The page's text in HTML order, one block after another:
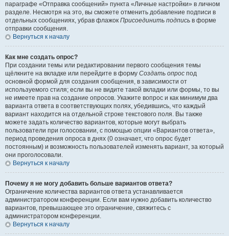
параграфе «Отправка сообщений» пункта «Личные настройки» в личном
разделе. Несмотря на это, вы сможете отменить добавление подписи в
отдельных сообщениях, убрав флажок Присоединить подпись в форме
отправки сообщения.
Вернуться к началу
Как мне создать опрос?
При создании темы или редактировании первого сообщения темы
щёлкните на вкладке или перейдите в форму Создать опрос под
основной формой для создания сообщения, в зависимости от
используемого стиля; если вы не видите такой вкладки или формы, то вы
не имеете прав на создание опросов. Укажите вопрос и как минимум два
варианта ответа в соответствующих полях, убедившись, что каждый
вариант находится на отдельной строке текстового поля. Вы также
можете задать количество вариантов, которые могут выбрать
пользователи при голосовании, с помощью опции «Вариантов ответа»,
период проведения опроса в днях (0 означает, что опрос будет
постоянным) и возможность пользователей изменять вариант, за который
они проголосовали.
Вернуться к началу
Почему я не могу добавить больше вариантов ответа?
Ограничение количества вариантов ответа устанавливается
администратором конференции. Если вам нужно добавить количество
вариантов, превышающее это ограничение, свяжитесь с
администратором конференции.
Вернуться к началу